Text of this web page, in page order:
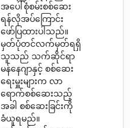
အပေါ်စုံစမ်းစစ်ဆေး
ရန်လိုအပ်ကြောင်း
ဖော်ပြထားပါသည်။
မှတ်ပုံတင်လက်မှတ်ရရှိ
သူသည် သက်ဆိုင်ရာ
မန်နေဂျာနှင့် စစ်ဆေး
ရေးမှူးများက လာ
ရောက်စစ်ဆေးသည့်
အခါ စစ်ဆေးခြင်းကို
ခံယူရမည်။